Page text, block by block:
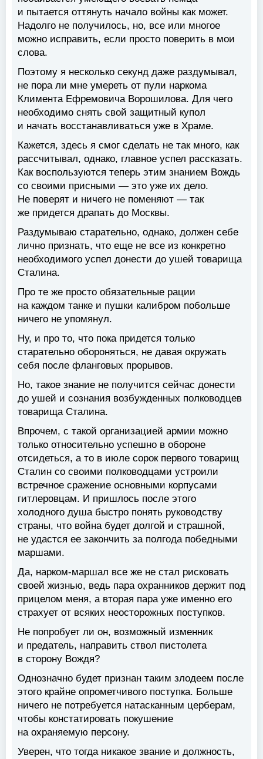
и пытается оттянуть начало войны как может.
Надолго не получилось, но, все или многое
можно исправить, если просто поверить в мои
слова.
Поэтому я несколько секунд даже раздумывал,
не пора ли мне умереть от пули наркома
Климента Ефремовича Ворошилова. Для чего
необходимо снять свой защитный купол
и начать восстанавливаться уже в Храме.
Кажется, здесь я смог сделать не так много, как
рассчитывал, однако, главное успел рассказать.
Как воспользуются теперь этим знанием Вождь
со своими присными — это уже их дело.
Не поверят и ничего не поменяют — так
же придется драпать до Москвы.
Раздумываю старательно, однако, должен себе
лично признать, что еще не все из конкретно
необходимого успел донести до ушей товарища
Сталина.
Про те же просто обязательные рации
на каждом танке и пушки калибром побольше
ничего не упомянул.
Ну, и про то, что пока придется только
старательно обороняться, не давая окружать
себя после фланговых прорывов.
Но, такое знание не получится сейчас донести
до ушей и сознания возбужденных полководцев
товарища Сталина.
Впрочем, с такой организацией армии можно
только относительно успешно в обороне
отсидеться, а то в июле сорок первого товарищ
Сталин со своими полководцами устроили
встречное сражение основными корпусами
гитлеровцам. И пришлось после этого
холодного душа быстро понять руководству
страны, что война будет долгой и страшной,
не удастся ее закончить за полгода победными
маршами.
Да, нарком-маршал все же не стал рисковать
своей жизнью, ведь пара охранников держит под
прицелом меня, а вторая пара уже именно его
страхует от всяких неосторожных поступков.
Не попробует ли он, возможный изменник
и предатель, направить ствол пистолета
в сторону Вождя?
Однозначно будет признан таким злодеем после
этого крайне опрометчивого поступка. Больше
ничего не потребуется натасканным церберам,
чтобы констатировать покушение
на охраняемую персону.
Уверен, что тогда никакое звание и должность,